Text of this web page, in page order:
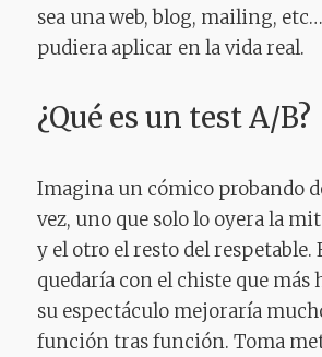
sea una web, blog, mailing,
pudiera aplicar en la vida real.
¿Qué es un test A/B?
Imagina un cómico probando
vez, uno que solo lo oyera la
y el otro el resto del respetable.
quedaría con el chiste que más
su espectáculo mejoraría
función tras función. Toma